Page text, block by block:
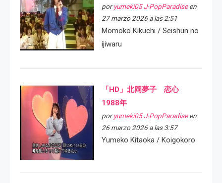
por yumeki05 J-PopParadiseen
27 marzo 2026 a las 2:51
Momoko Kikuchi / Seishun no
ijiwaru
「HD」北岡夢子 恋心
1988年
por yumeki05 J-PopParadiseen
26 marzo 2026 a las 3:57
Yumeko Kitaoka / Koigokoro